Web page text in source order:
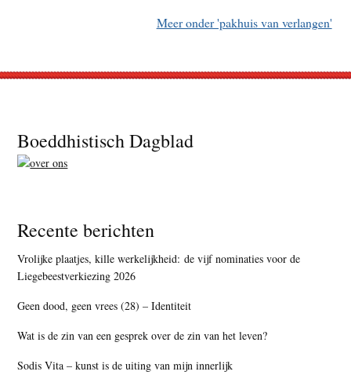
Meer onder 'pakhuis van verlangen'
Footer
Boeddhistisch Dagblad
Recente berichten
Vrolijke plaatjes, kille werkelijkheid: de vijf nominaties voor de
Liegebeestverkiezing 2026
Geen dood, geen vrees (28) – Identiteit
Wat is de zin van een gesprek over de zin van het leven?
Sodis Vita – kunst is de uiting van mijn innerlijk